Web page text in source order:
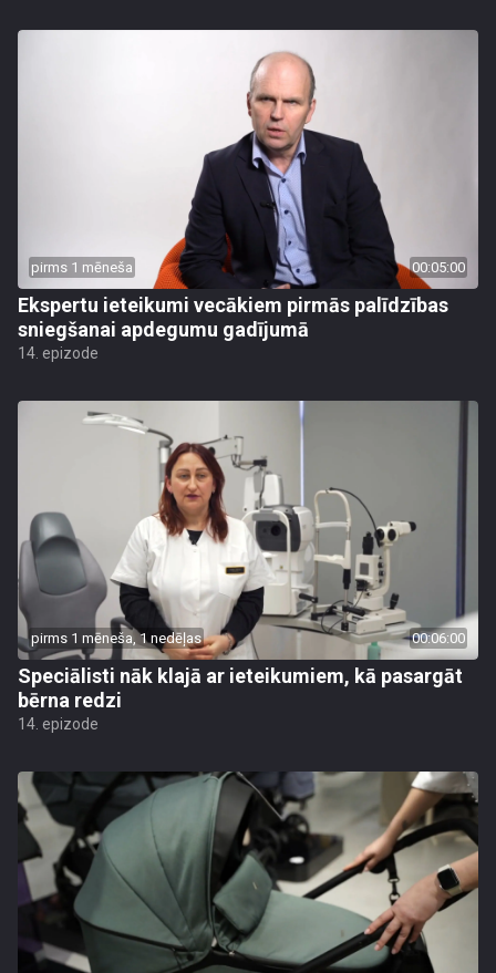
pirms 1 mēneša 00:05:00
Ekspertu ieteikumi vecākiem pirmās palīdzības
sniegšanai apdegumu gadījumā
14. epizode
pirms 1 mēneša, 1 nedēļas 00:06:00
Speciālisti nāk klajā ar ieteikumiem, kā pasargāt
bērna redzi
14. epizode